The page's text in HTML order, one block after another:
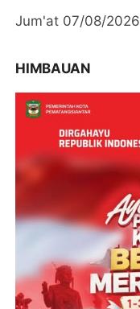
Jum'at 07/08/2026
HIMBAUAN